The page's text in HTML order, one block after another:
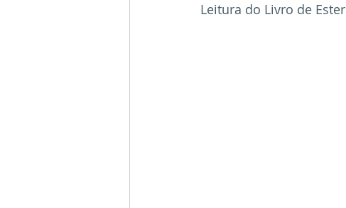
Leitura do Livro de Ester